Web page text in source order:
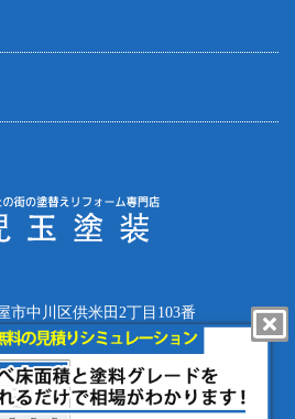
中川区供米田2丁目103番
387-8497
重県四日市市生桑町270-36
名古屋市緑区鳴海町根古屋1-16
名古屋市港区春田野1丁目1709番地